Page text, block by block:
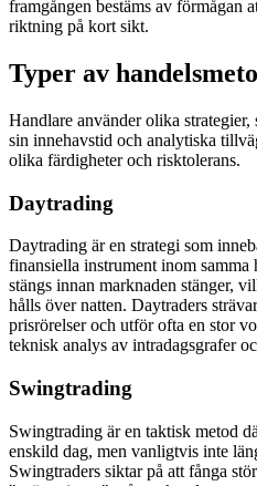
framgången bestäms av förmågan
riktning på kort sikt.
Typer av
Handlare använder olika
sin innehavstid och analytiska
olika färdigheter och risktolerans.
Daytrading
Daytrading är en strategi som
finansiella instrument inom
stängs innan marknaden stänger,
hålls över natten. Daytraders
prisrörelser och utför ofta en stor
teknisk analys av intradagsgrafer
Swingtrading
Swingtrading är en taktisk metod
enskild dag, men vanligtvis inte
Swingtraders siktar på att fånga